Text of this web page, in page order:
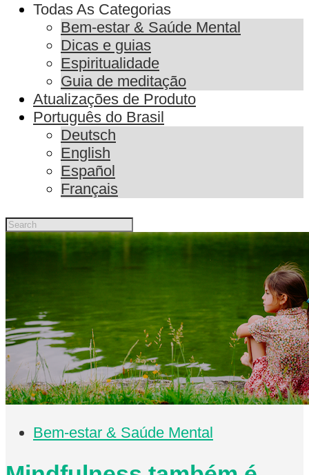
Todas As Categorias
Bem-estar & Saúde Mental
Dicas e guias
Espiritualidade
Guia de meditação
Atualizações de Produto
Português do Brasil
Deutsch
English
Español
Français
Bem-estar & Saúde Mental